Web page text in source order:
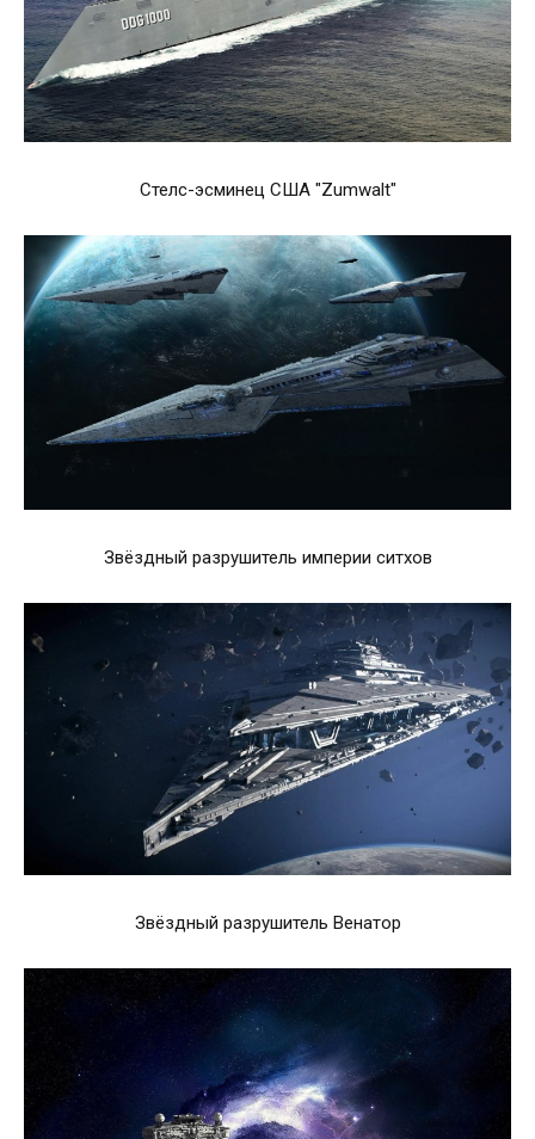
Стелс-эсминец США "Zumwalt"
Звёздный разрушитель империи ситхов
Звёздный разрушитель Венатор